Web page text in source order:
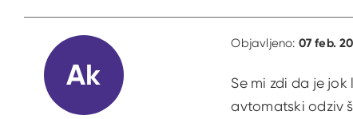
Ak
Objavljeno: 07 feb.
Se mi zdi da je
avtomatski odziv